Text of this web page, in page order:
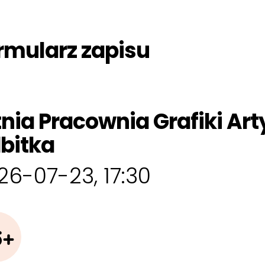
zapisu
Pracownia Grafiki
07-23, 17:30